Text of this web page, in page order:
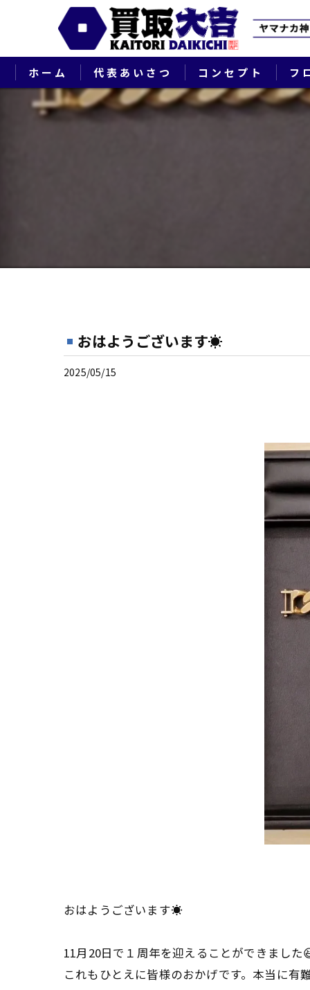
ホーム 代表あいさつ コンセプト フ
おはようございます☀
2025/05/15
おはようございます☀
11月20日で１周年を迎えることができました
これもひとえに皆様のおかげです。本当に有